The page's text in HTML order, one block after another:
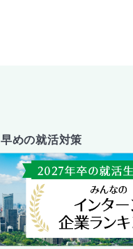
早めの就活対策